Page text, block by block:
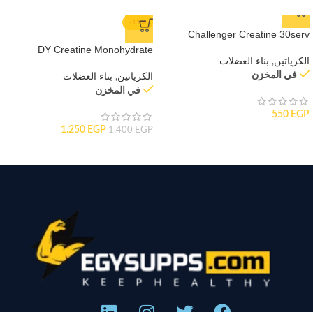
Challenger Creatine 30serv
الكرياتين, بناء العضلات
في المخزن
550 EGP
-11%
DY Creatine Monohydrate
الكرياتين, بناء العضلات
في المخزن
1.400EGP
1.250 EGP